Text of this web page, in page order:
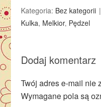
Kategoria: Bez kategorii
Kulka, Melkior, Pędzel
Dodaj komentarz
Twój adres e-mail nie
Wymagane pola są